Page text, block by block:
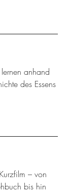
anhand
des Essens
– von
bis hin